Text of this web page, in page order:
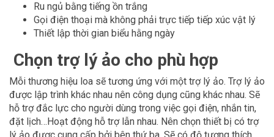
Ru ngủ bằng tiếng ồn trắng
Gọi điện thoại mà không phải trực tiếp tiếp xúc vật lý
Thiết lập thời gian biểu hằng ngày
Chọn trợ lý ảo cho phù hợp
Mỗi thương hiệu loa sẽ tương ứng với một trợ lý ảo. Trợ lý ảo
được lập trình khác nhau nên công dụng cũng khác nhau. Sẽ
hỗ trợ đắc lực cho người dùng trong việc gọi điện, nhắn tin,
đặt lịch…Hoạt động hỗ trợ lẫn nhau. Nên chọn thiết bị có trợ